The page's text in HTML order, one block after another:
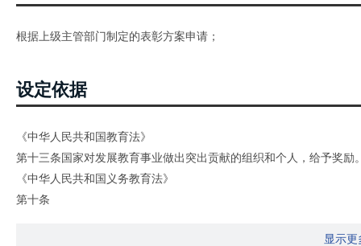
根据上级主管部门制定的表彰方案申请；
设定依据
《中华人民共和国教育法》
第十三条国家对发展教育事业做出突出贡献的组织和个人，给予奖励
《中华人民共和国义务教育法》
第十条
显示更